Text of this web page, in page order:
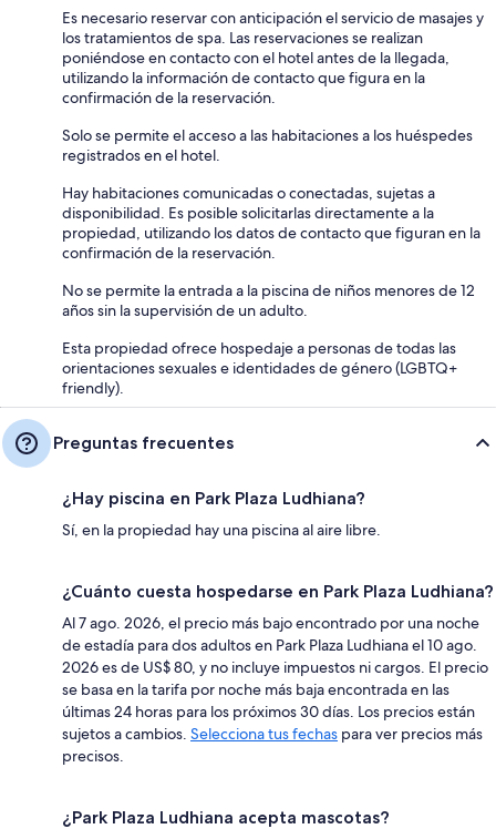
Es necesario reservar con anticipación el servicio de masajes y
los tratamientos de spa. Las reservaciones se realizan
poniéndose en contacto con el hotel antes de la llegada,
utilizando la información de contacto que figura en la
confirmación de la reservación.
Solo se permite el acceso a las habitaciones a los huéspedes
registrados en el hotel.
Hay habitaciones comunicadas o conectadas, sujetas a
disponibilidad. Es posible solicitarlas directamente a la
propiedad, utilizando los datos de contacto que figuran en la
confirmación de la reservación.
No se permite la entrada a la piscina de niños menores de 12
años sin la supervisión de un adulto.
Esta propiedad ofrece hospedaje a personas de todas las
orientaciones sexuales e identidades de género (LGBTQ+
friendly).
Preguntas frecuentes
¿Hay piscina en Park Plaza Ludhiana?
Sí, en la propiedad hay una piscina al aire libre.
¿Cuánto cuesta hospedarse en Park Plaza Ludhiana?
Al 7 ago. 2026, el precio más bajo encontrado por una noche
de estadía para dos adultos en Park Plaza Ludhiana el 10 ago.
2026 es de US$ 80, y no incluye impuestos ni cargos. El precio
se basa en la tarifa por noche más baja encontrada en las
últimas 24 horas para los próximos 30 días. Los precios están
sujetos a cambios. Selecciona tus fechas para ver precios más
precisos.
¿Park Plaza Ludhiana acepta mascotas?